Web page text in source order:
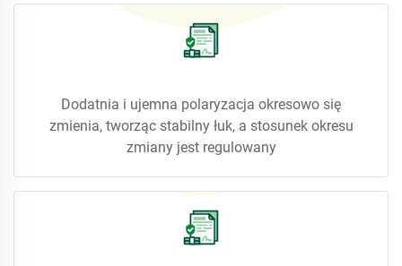
Dodatnia i ujemna polaryzacja okresowo się
zmienia, tworząc stabilny łuk, a stosunek okresu
zmiany jest regulowany